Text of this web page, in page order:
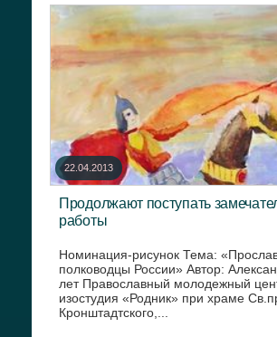
22.04.2013
Продолжают поступать
работы
Номинация-рисунок Тема:
полководцы России» Автор:
лет Православный молодежный
изостудия «Родник» при храме
Кронштадтского,...